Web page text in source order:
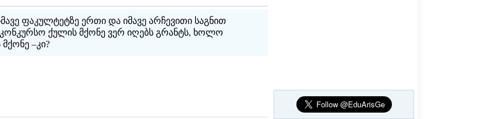
ფაკულტეტზე ერთი და იმავე არჩევითი საგნით
ქულის მქონე ვერ იღებს გრანტს, ხოლო
–კი?